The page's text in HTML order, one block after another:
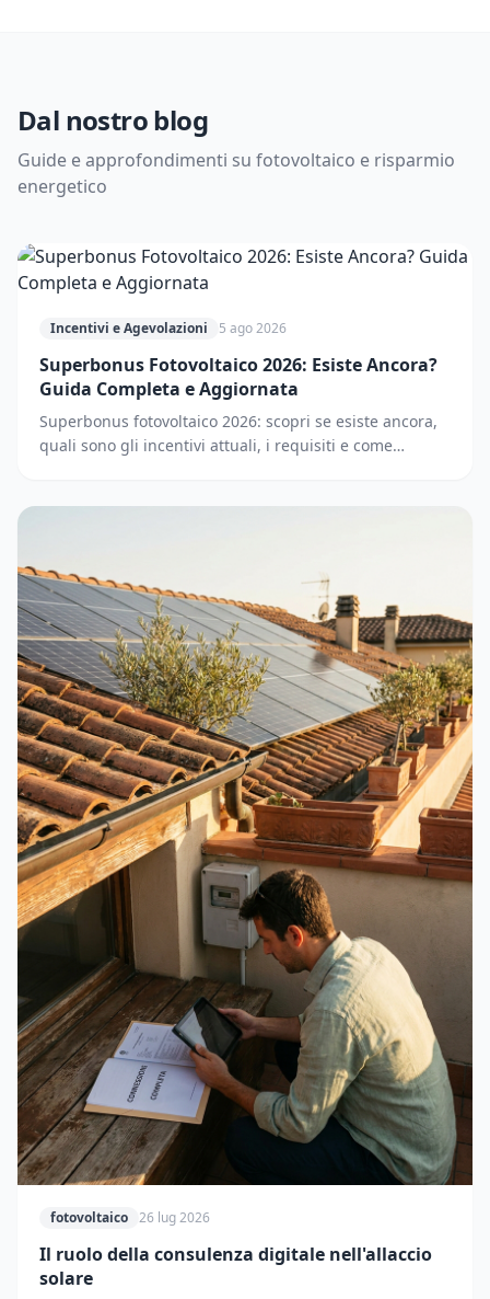
Dal nostro blog
Guide e approfondimenti su fotovoltaico e risparmio
energetico
Incentivi e Agevolazioni 5 ago 2026
Superbonus Fotovoltaico 2026: Esiste Ancora?
Guida Completa e Aggiornata
Superbonus fotovoltaico 2026: scopri se esiste ancora,
quali sono gli incentivi attuali, i requisiti e come
fotovoltaico 26 lug 2026
Il ruolo della consulenza digitale nell'allaccio
solare